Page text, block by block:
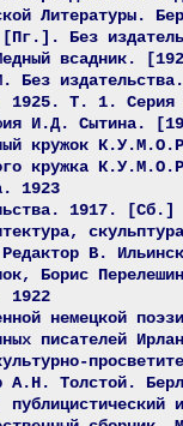
Литературы.
[Пг.]. Без
всадник.
Без
Т. 1. Серия
И.Д. Сытина.
кружок
кружка
1923
1917. [Сб.]
В.
Борис
1922
немецкой
писателей
Толстой.